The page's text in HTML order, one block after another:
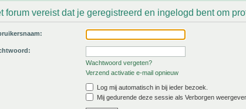
forum vereist dat je geregistreerd en ingelogd bent om
Wachtwoord vergeten?
Verzend activatie e-mail opnieuw
Log mij automatisch in bij ieder bezoek.
Mij gedurende deze sessie als Verborgen